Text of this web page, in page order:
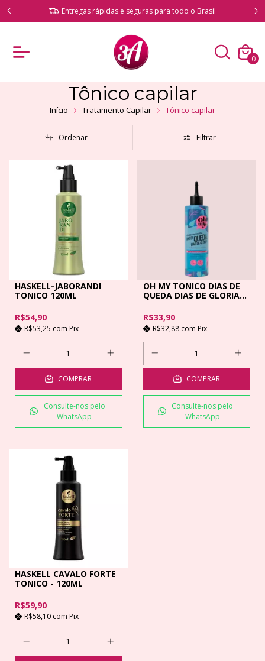
Entregas rápidas e seguras para todo o Brasil
0
Tônico capilar
Início Tratamento Capilar Tônico capilar
Ordenar Filtrar
HASKELL-JABORANDI
TONICO 120ML
R$54,90
R$53,25 com Pix
COMPRAR
Consulte-nos pelo
WhatsApp
OH MY TONICO DIAS DE
QUEDA DIAS DE GLORIA
R$33,90
R$32,88 com Pix
COMPRAR
Consulte-nos pelo
WhatsApp
HASKELL CAVALO FORTE
TONICO - 120ML
R$59,90
R$58,10 com Pix